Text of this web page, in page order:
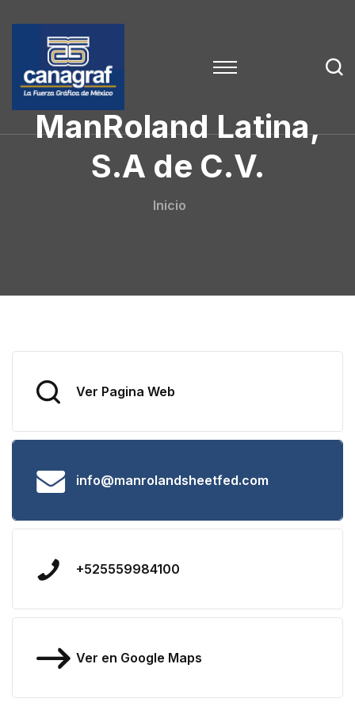
ManRoland Latina,
S.A de C.V.
Inicio
Ver Pagina Web
info@manrolandsheetfed.com
+525559984100
Ver en Google Maps